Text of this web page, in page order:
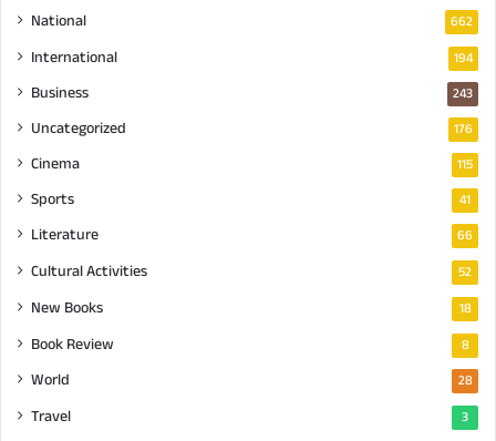
National 662
International 194
Business 243
Uncategorized 176
Cinema 115
Sports 41
Literature 66
Cultural Activities 52
New Books 18
Book Review 8
World 28
Travel 3